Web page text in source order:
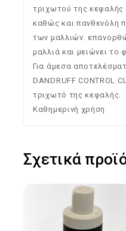
τριχωτού της
καθώς και πανθενόλη
των μαλλιών.
μαλλιά και μειώνει το
Για άμεσα
DANDRUFF CONTROL
τριχωτό της κεφαλής.
Καθημερινή χρήση
Σχετικά